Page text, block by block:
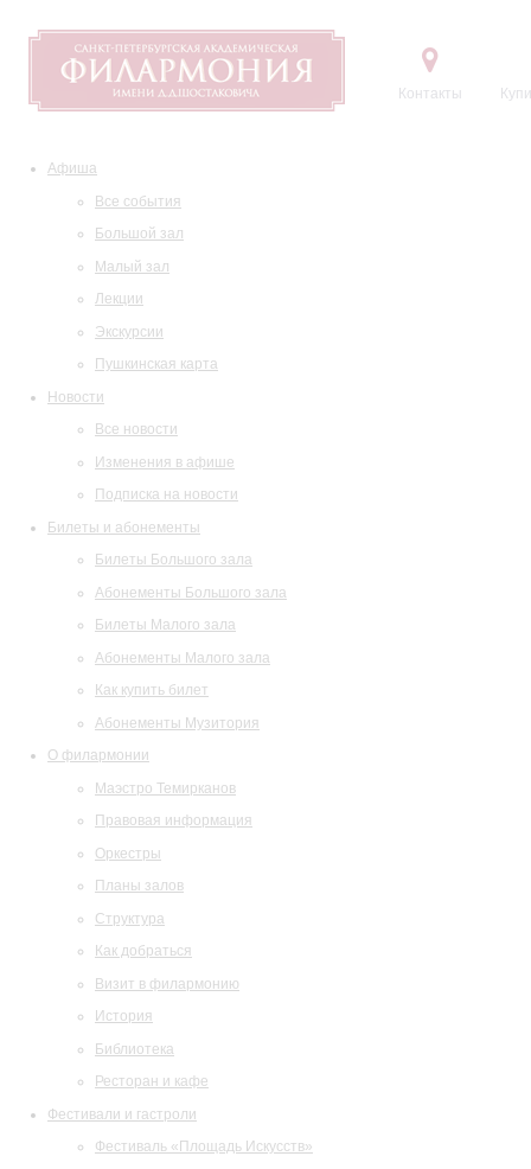
Контакты
Афиша
Все события
Большой зал
Малый зал
Лекции
Экскурсии
Пушкинская карта
Новости
Все новости
Изменения в афише
Подписка на новости
Билеты и абонементы
Билеты Большого зала
Абонементы Большого зала
Билеты Малого зала
Абонементы Малого зала
Как купить билет
Абонементы Музитория
О филармонии
Маэстро Темирканов
Правовая информация
Оркестры
Планы залов
Структура
Как добраться
Визит в филармонию
История
Библиотека
Ресторан и кафе
Фестивали и гастроли
Фестиваль «Площадь Искусств»